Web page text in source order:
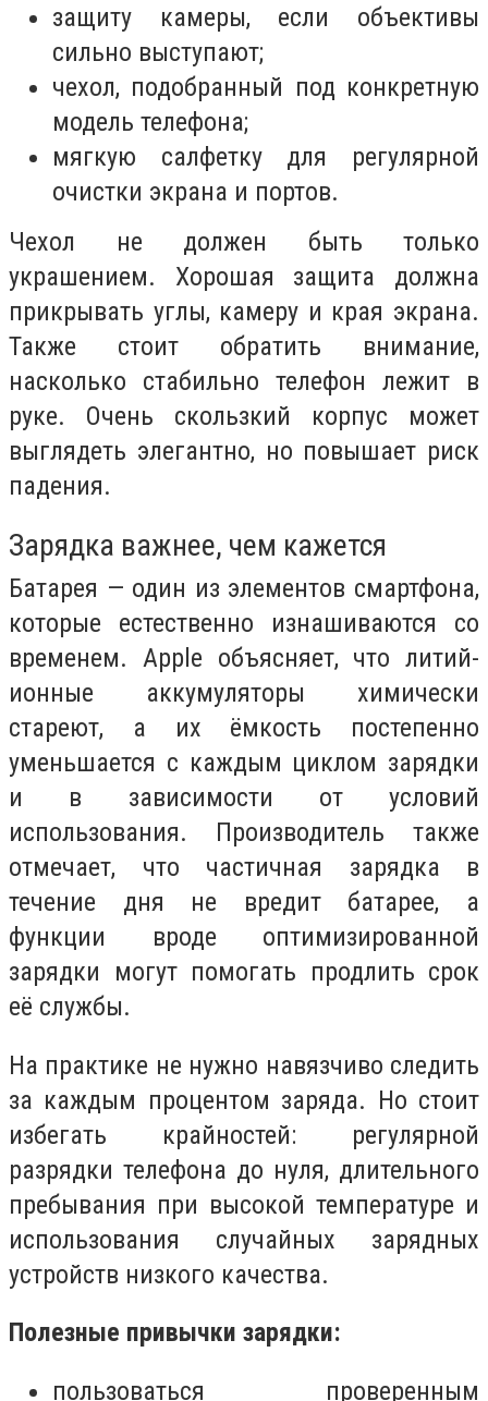
защиту камеры, если объективы
сильно выступают;
чехол, подобранный под конкретную
модель телефона;
мягкую салфетку для регулярной
очистки экрана и портов.
Чехол не должен быть только
украшением. Хорошая защита должна
прикрывать углы, камеру и края экрана.
Также стоит обратить внимание,
насколько стабильно телефон лежит в
руке. Очень скользкий корпус может
выглядеть элегантно, но повышает риск
падения.
Зарядка важнее, чем кажется
Батарея — один из элементов смартфона,
которые естественно изнашиваются со
временем. Apple объясняет, что литий-
ионные аккумуляторы химически
стареют, а их ёмкость постепенно
уменьшается с каждым циклом зарядки
и в зависимости от условий
использования. Производитель также
отмечает, что частичная зарядка в
течение дня не вредит батарее, а
функции вроде оптимизированной
зарядки могут помогать продлить срок
её службы.
На практике не нужно навязчиво следить
за каждым процентом заряда. Но стоит
избегать крайностей: регулярной
разрядки телефона до нуля, длительного
пребывания при высокой температуре и
использования случайных зарядных
устройств низкого качества.
Полезные привычки зарядки:
пользоваться проверенным